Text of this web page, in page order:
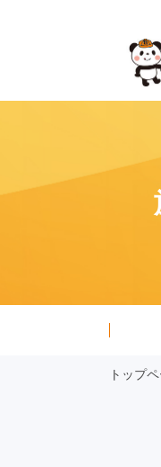
トップ